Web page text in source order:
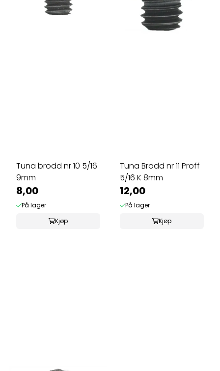
Tuna brodd nr 10 5/16
9mm
8,00
På lager
Kjøp
Tuna Brodd nr 11 Proff
5/16 K 8mm
12,00
På lager
Kjøp